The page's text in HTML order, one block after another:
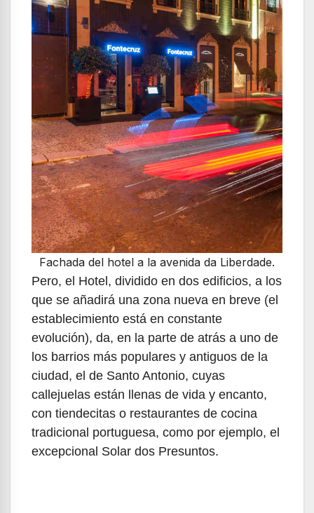
Fachada del hotel a la avenida da Liberdade.
Pero, el Hotel, dividido en dos edificios, a los
que se añadirá una zona nueva en breve (el
establecimiento está en constante
evolución), da, en la parte de atrás a uno de
los barrios más populares y antiguos de la
ciudad, el de Santo Antonio, cuyas
callejuelas están llenas de vida y encanto,
con tiendecitas o restaurantes de cocina
tradicional portuguesa, como por ejemplo, el
excepcional Solar dos Presuntos.